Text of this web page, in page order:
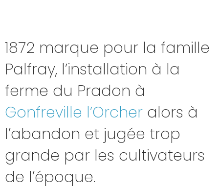
1872 marque pour la famille
Palfray, l’installation à la
ferme du Pradon à
Gonfreville l’Orcher alors à
l’abandon et jugée trop
grande par les cultivateurs
de l’époque.